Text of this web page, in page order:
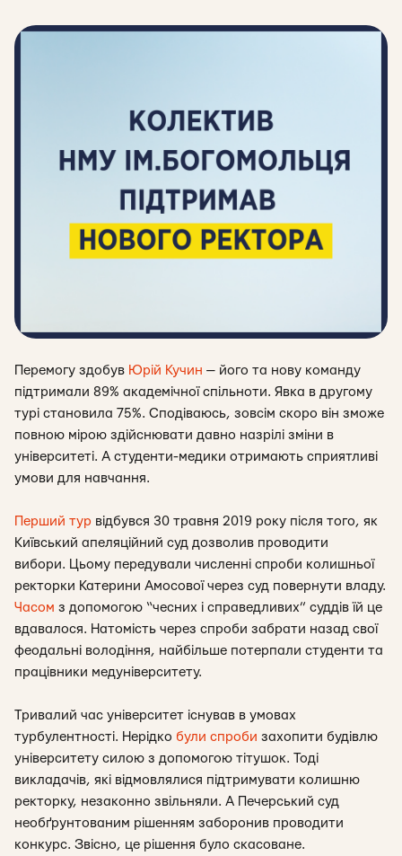
Перемогу здобув Юрій Кучин — його та нову команду
підтримали 89% академічної спільноти. Явка в другому
турі становила 75%. Сподіваюсь, зовсім скоро він зможе
повною мірою здійснювати давно назрілі зміни в
університеті. А студенти-медики отримають сприятливі
умови для навчання.
Перший тур відбувся 30 травня 2019 року після того, як
Київський апеляційний суд дозволив проводити
вибори. Цьому передували численні спроби колишньої
ректорки Катерини Амосової через суд повернути владу.
Часом з допомогою “чесних і справедливих” суддів їй це
вдавалося. Натомість через спроби забрати назад свої
феодальні володіння, найбільше потерпали студенти та
працівники медуніверситету.
Тривалий час університет існував в умовах
турбулентності. Нерідко були спроби захопити будівлю
університету силою з допомогою тітушок. Тоді
викладачів, які відмовлялися підтримувати колишню
ректорку, незаконно звільняли. А Печерський суд
необґрунтованим рішенням заборонив проводити
конкурс. Звісно, це рішення було скасоване.